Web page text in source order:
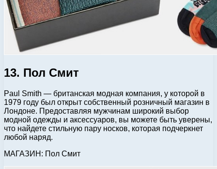
13. Пол Смит
Paul Smith — британская модная компания, у которой в
1979 году был открыт собственный розничный магазин в
Лондоне. Предоставляя мужчинам широкий выбор
модной одежды и аксессуаров, вы можете быть уверены,
что найдете стильную пару носков, которая подчеркнет
любой наряд.
МАГАЗИН: Пол Смит